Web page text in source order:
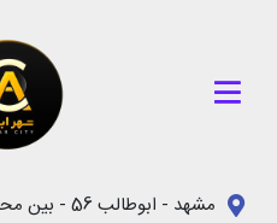
مشهد - ابوطالب 56 - بین محمدزاده17و19 - ساختمان دادآفرین